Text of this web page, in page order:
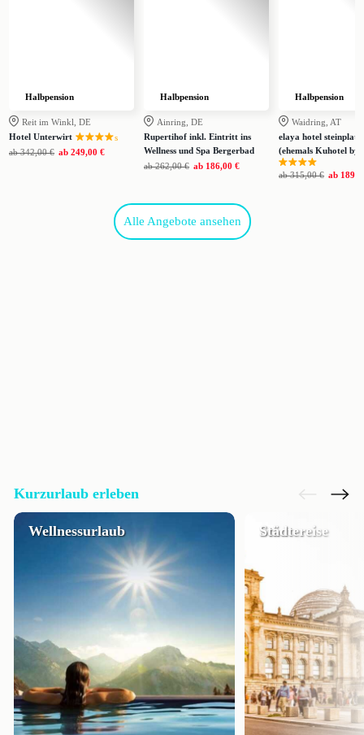
Halbpension
Reit im Winkl, DE
Hotel Unterwirt
s
ab 342,00 € ab 249,00 €
Halbpension
Ainring, DE
Rupertihof inkl. Eintritt ins
Wellness und Spa Bergerbad
ab 262,00 € ab 186,00 €
Halbpension
Waidring, AT
elaya hotel steinplatte
(ehemals Kuhotel by
ab 315,00 € ab
Alle Angebote ansehen
Kurzurlaub erleben
Wellnessurlaub Städtereise